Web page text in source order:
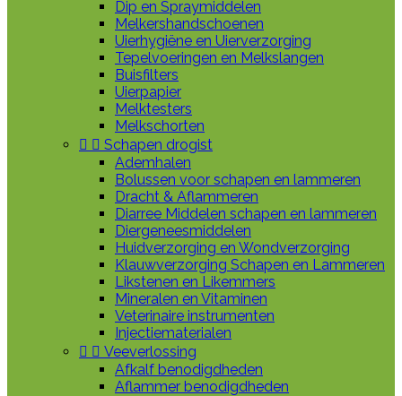
Dip en Spraymiddelen
Melkershandschoenen
Uierhygiëne en Uierverzorging
Tepelvoeringen en Melkslangen
Buisfilters
Uierpapier
Melktesters
Melkschorten
  Schapen drogist
Ademhalen
Bolussen voor schapen en lammeren
Dracht & Aflammeren
Diarree Middelen schapen en lammeren
Diergeneesmiddelen
Huidverzorging en Wondverzorging
Klauwverzorging Schapen en Lammeren
Likstenen en Likemmers
Mineralen en Vitaminen
Veterinaire instrumenten
Injectiematerialen
  Veeverlossing
Afkalf benodigdheden
Aflammer benodigdheden